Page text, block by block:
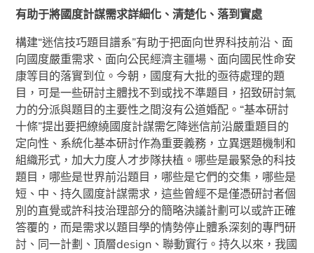
有助于將國度計謀需求詳細化、清楚化、落到實處
構建“迷信技巧題目譜系”有助于把面向世界科技前沿、面
向國度嚴重需求、面向公民經濟主疆場、面向國民性命安
康等目的落實到位。今朝，國度有大批的亟待處理的題
目，可是一些研討主體找不到或找不準題目，招致研討氣
力的分派與題目的主要性之間沒有公道婚配。“基本研討
十條”提出要把繚繞國度計謀需乞降迷信前沿嚴重題目的
定向性、系統化基本研討作為重要義務，立異選題機制和
組織形式，加大力度人才步隊扶植。哪些是最緊急的科技
題目，哪些是世界前沿題目，哪些是它們的交集，哪些是
短、中、持久國度計謀需求，這些曾經不是僅憑研討者個
別的直覺或許科技治理部分的簡略決議計劃可以或許正確
答覆的，而是需求以題目學的情勢停止體系深刻的專門研
討、同一計劃、頂層design、聯動實行。持久以來，我國